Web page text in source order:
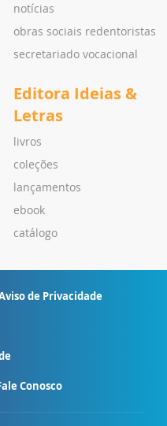
notícias
obras sociais redentoristas
secretariado vocacional
Editora Ideias &
Letras
livros
coleções
lançamentos
ebook
catálogo
de Privacidade
Conosco